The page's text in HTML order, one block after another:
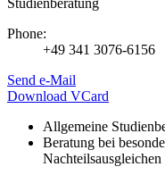
Studienberatung
Phone:
+49 341 3076-6156
Send e-Mail
Download VCard
Allgemeine
Beratung bei
Nachteilsausgleichen